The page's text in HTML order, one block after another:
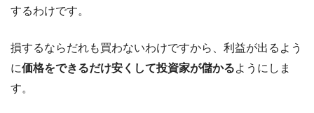
するわけです。
損するならだれも買わないわけですから、利益が出るよう
に価格をできるだけ安くして投資家が儲かるようにしま
す。